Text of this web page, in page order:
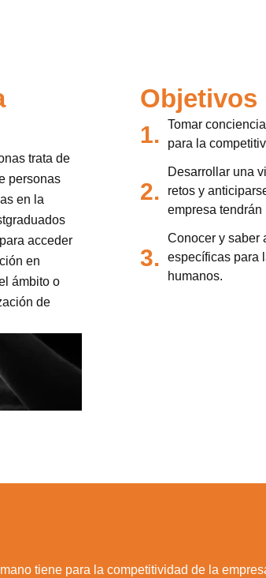
trata de
personas
en la
acceder
en
ámbito o
de
Objetivos
1.
Tomar
para la
2.
Desarrollar una
retos y
empresa
3.
Conocer y saber
específicas para
humanos.
tiene para la competitividad de la